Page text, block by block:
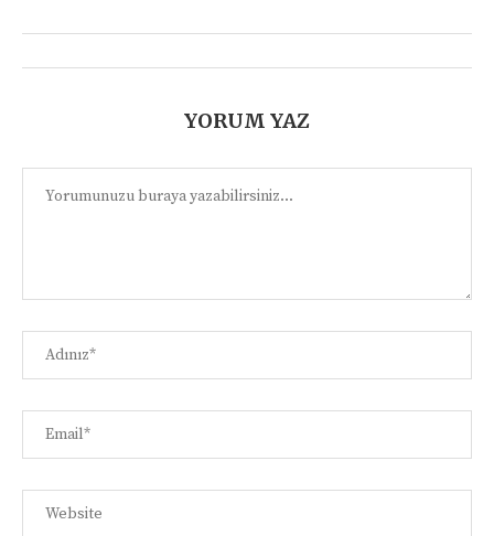
YORUM YAZ